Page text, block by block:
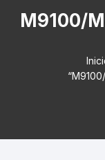
M9100/